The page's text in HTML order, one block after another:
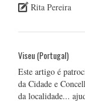
Rita Pereira
Viseu (Portugal)
Este artigo é
da Cidade e
da localidade...